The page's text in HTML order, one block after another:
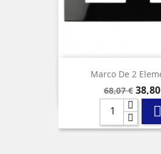
Marco De 2
Precio
base
68,07 €
